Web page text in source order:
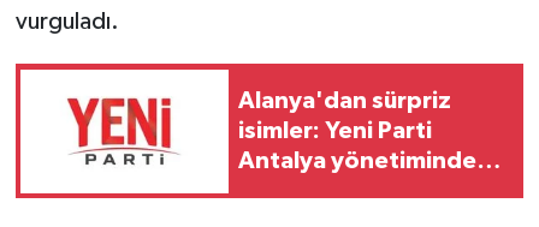
vurguladı.
Alanya'dan sürpriz
isimler: Yeni Parti
Antalya yönetiminde